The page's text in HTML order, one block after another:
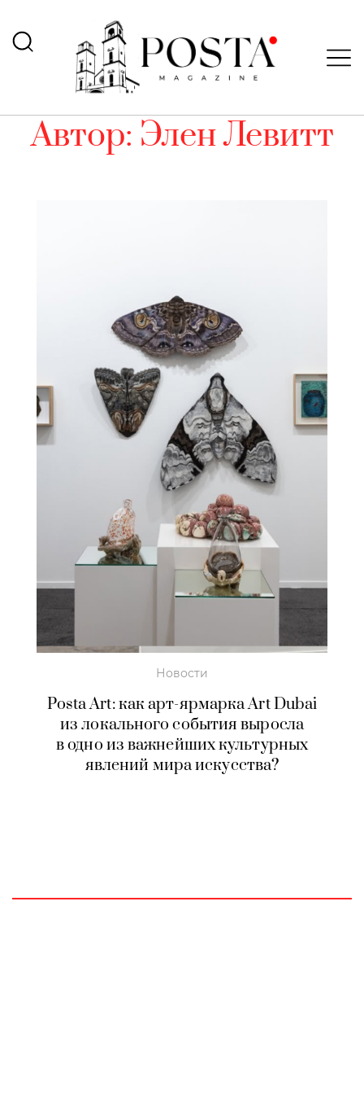
Автор: Элен Левитт
Новости
Posta Art: как арт-ярмарка Art Dubai
из локального события выросла
в одно из важнейших культурных
явлений мира искусства?